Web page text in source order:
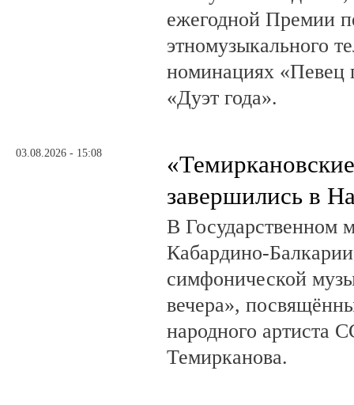
ежегодной Премии
этномузыкального
номинациях «Певец
«Дуэт года».
03.08.2026 - 15:08
завершились в
В Государственном
Кабардино-
симфонической
вечера»,
народного артиста
Темирканова.